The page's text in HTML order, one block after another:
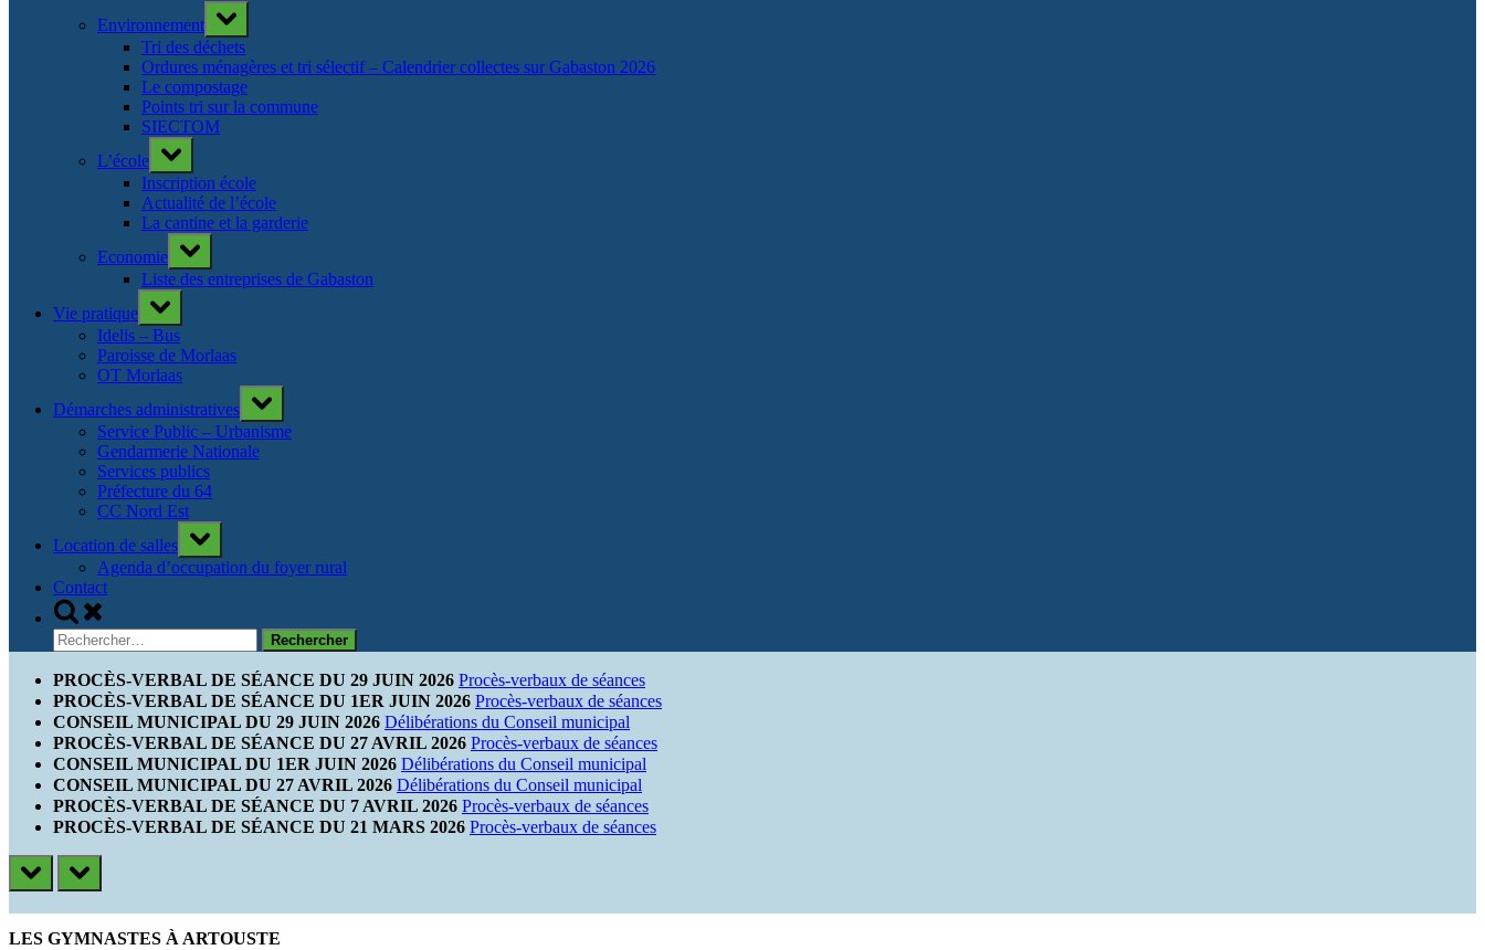
Environnement
Toggle
sub-
menu
Tri des déchets
Ordures ménagères et tri sélectif – Calendrier collectes sur Gabaston 2026
Le compostage
Points tri sur la commune
SIECTOM
L’école
Toggle
sub-
menu
Inscription école
Actualité de l’école
La cantine et la garderie
Economie
Toggle
sub-
menu
Liste des entreprises de Gabaston
Vie pratique
Toggle
sub-
menu
Idelis – Bus
Paroisse de Morlaas
OT Morlaas
Démarches administratives
Toggle
sub-
menu
Service Public – Urbanisme
Gendarmerie Nationale
Services publics
Préfecture du 64
CC Nord Est
Location de salles
Toggle
sub-
menu
Agenda d’occupation du foyer rural
Contact
Toggle
search
form
Rechercher :
PROCÈS-VERBAL DE SÉANCE DU 29 JUIN 2026 Procès-verbaux de séances
PROCÈS-VERBAL DE SÉANCE DU 1ER JUIN 2026 Procès-verbaux de séances
CONSEIL MUNICIPAL DU 29 JUIN 2026 Délibérations du Conseil municipal
PROCÈS-VERBAL DE SÉANCE DU 27 AVRIL 2026 Procès-verbaux de séances
CONSEIL MUNICIPAL DU 1ER JUIN 2026 Délibérations du Conseil municipal
CONSEIL MUNICIPAL DU 27 AVRIL 2026 Délibérations du Conseil municipal
PROCÈS-VERBAL DE SÉANCE DU 7 AVRIL 2026 Procès-verbaux de séances
PROCÈS-VERBAL DE SÉANCE DU 21 MARS 2026 Procès-verbaux de séances
prev next
LES GYMNASTES À ARTOUSTE